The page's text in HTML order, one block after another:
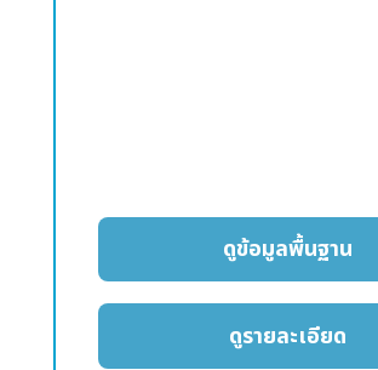
ดูข้อมูลพื้นฐาน
ดูรายละเอียด